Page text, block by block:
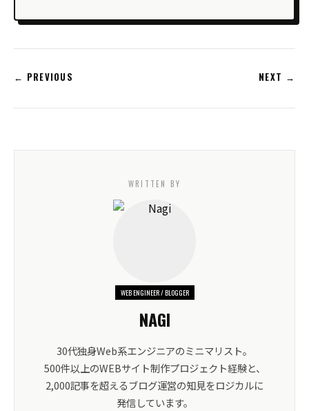
← PREVIOUS NEXT →
WRITTEN BY
WEB ENGINEER / BLOGGER
NAGI
30代独身Web系エンジニアのミニマリスト。
500件以上のWEBサイト制作プロジェクト経験と、
2,000記事を超えるブログ運営の知見をロジカルに
発信しています。